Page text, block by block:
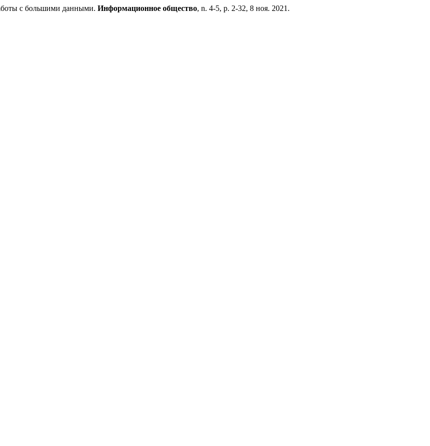
с большими данными. Информационное общество, n. 4-5, p. 2-32, 8 ноя. 2021.